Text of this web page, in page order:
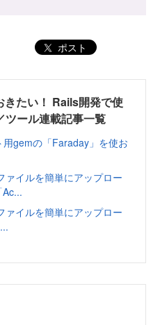
ポスト
きたい！ Rails開発で使
ツール連載記事一覧
gemの「Faraday」を使お
ァイルを簡単にアップロー
ァイルを簡単にアップロー